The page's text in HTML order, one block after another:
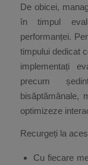
De obicei,
în timpul
performanței.
timpului dedicat
implementați
precum
bisăptămânale,
optimizeze
Recurgeți la
Cu fiecare